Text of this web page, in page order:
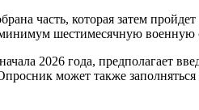
часть, которая затем
минимум шестимесячную военную
2026 года, предполагает
может также